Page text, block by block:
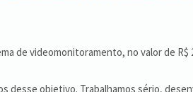
de videomonitoramento, no valor de R$
desse objetivo. Trabalhamos sério,